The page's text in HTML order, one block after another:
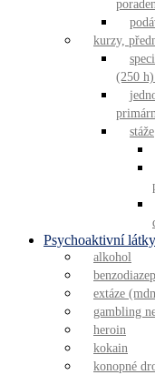
kurzy,
(250
stáže
Psychoaktivní látky
alkohol
extáze
gambling
heroin
kokain
konopné